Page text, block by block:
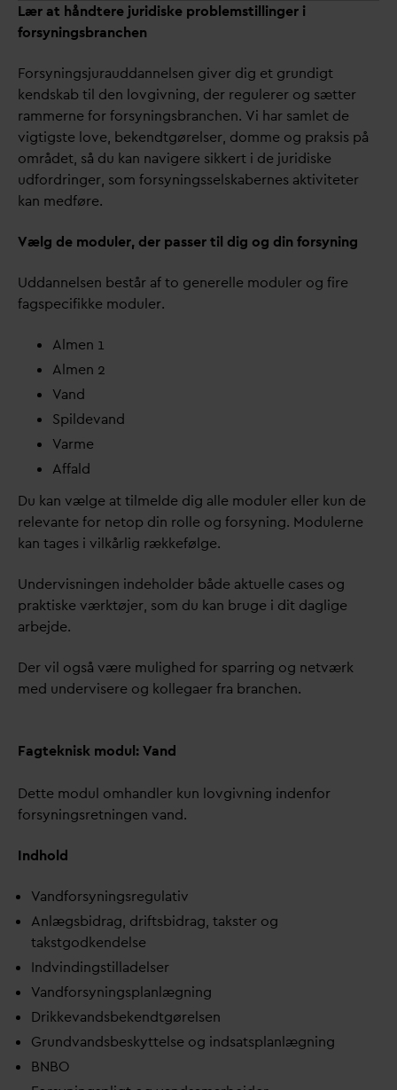
Lær at håndtere juridiske problemstillinger i
forsyningsbranchen
Forsyningsjurauddannelsen giver dig et grundigt
kendskab til den lovgivning, der regulerer og sætter
rammerne for forsyningsbranchen. Vi har samlet de
vigtigste love, bekendtgørelser, domme og praksis på
området, så du kan navigere sikkert i de juridiske
udfordringer, som forsyningsselskabernes aktiviteter
kan medføre.
Vælg de moduler, der passer til dig og din forsyning
Uddannelsen består af to generelle moduler og fire
fagspecifikke moduler.
Almen 1
Almen 2
Vand
Spildevand
Varme
Affald
Du kan vælge at tilmelde dig alle moduler eller kun de
relevante for netop din rolle og forsyning. Modulerne
kan tages i vilkårlig rækkefølge.
Undervisningen indeholder både aktuelle cases og
praktiske værktøjer, som du kan bruge i dit daglige
arbejde.
Der vil også være mulighed for sparring og netværk
med undervisere og kollegaer fra branchen.
Fagteknisk modul:Vand
Dette modul omhandler kun lovgivning indenfor
forsyningsretningen vand.
Indhold
Vandforsyningsregulativ
Anlægsbidrag, driftsbidrag, takster og
takstgodkendelse
Indvindingstilladelser
Vandforsyningsplanlægning
Drikkevandsbekendtgørelsen
Grundvandsbeskyttelse og indsatsplanlægning
BNBO